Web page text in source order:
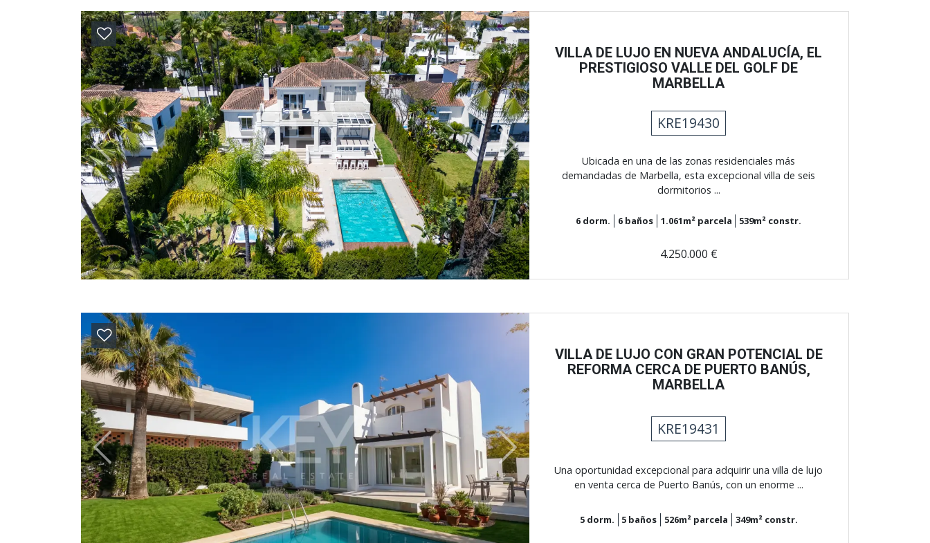
Previous Next
VILLA DE LUJO EN NUEVA ANDALUCÍA, EL
PRESTIGIOSO VALLE DEL GOLF DE
MARBELLA
KRE19430
Ubicada en una de las zonas residenciales más
demandadas de Marbella, esta excepcional villa de seis
dormitorios ...
6 dorm. 6 baños 1.061m² parcela 539m² constr.
4.250.000 €
Previous Next
VILLA DE LUJO CON GRAN POTENCIAL DE
REFORMA CERCA DE PUERTO BANÚS,
MARBELLA
KRE19431
Una oportunidad excepcional para adquirir una villa de lujo
en venta cerca de Puerto Banús, con un enorme ...
5 dorm. 5 baños 526m² parcela 349m² constr.